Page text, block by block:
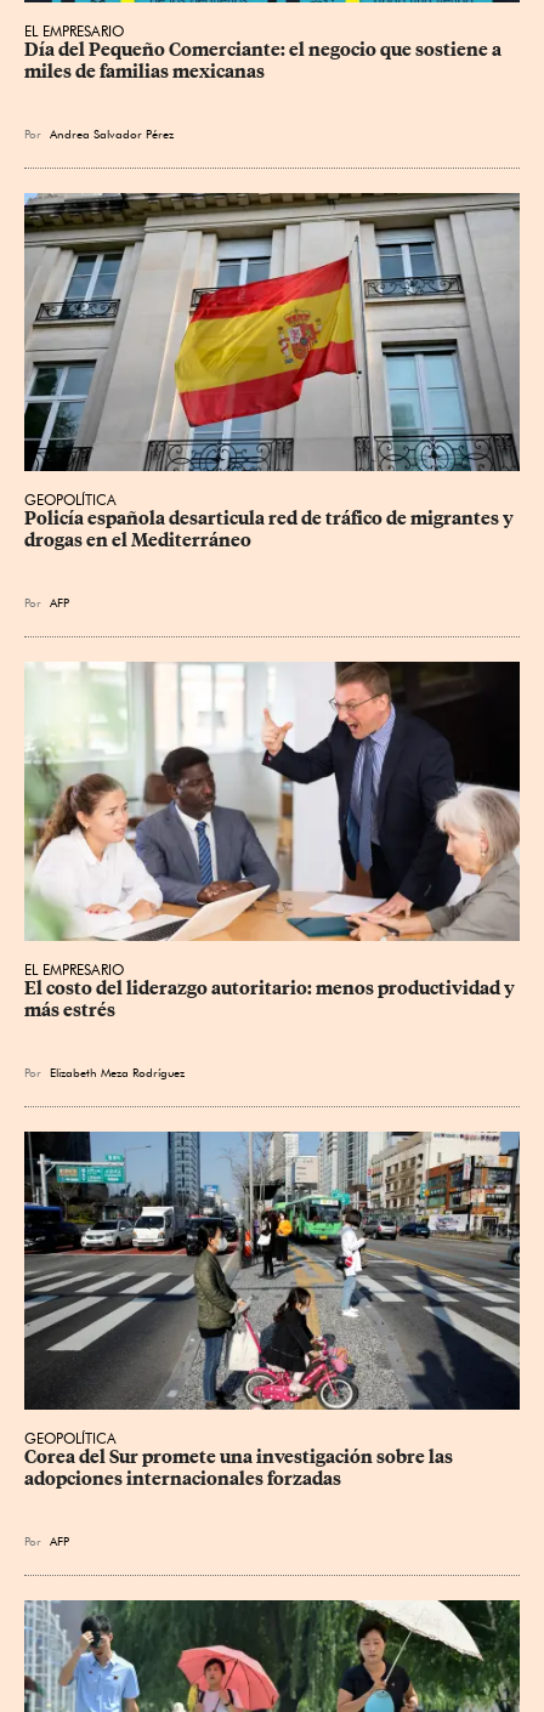
EL EMPRESARIO
Día del Pequeño Comerciante: el negocio que sostiene a
miles de familias mexicanas
Por Andrea Salvador Pérez
GEOPOLÍTICA
Policía española desarticula red de tráfico de migrantes y
drogas en el Mediterráneo
Por AFP
EL EMPRESARIO
El costo del liderazgo autoritario: menos productividad y
más estrés
Por Elizabeth Meza Rodríguez
GEOPOLÍTICA
Corea del Sur promete una investigación sobre las
adopciones internacionales forzadas
Por AFP